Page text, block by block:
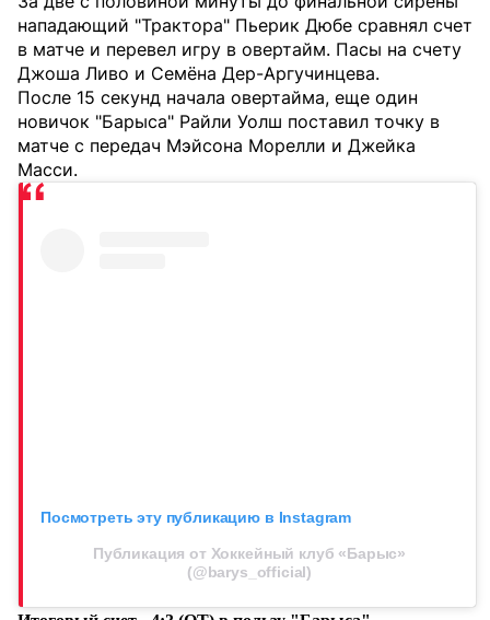
нападающий "Трактора" Пьерик Дюбе сравнял счет
в матче и перевел игру в овертайм. Пасы на счету
Джоша Ливо и Семёна Дер-Аргучинцева.
После 15 секунд начала овертайма, еще один
новичок "Барыса" Райли Уолш поставил точку в
матче с передач Мэйсона Морелли и Джейка
Масси.
Посмотреть эту публикацию в Instagram
Публикация от Хоккейный клуб «Барыс»
(@barys_official)